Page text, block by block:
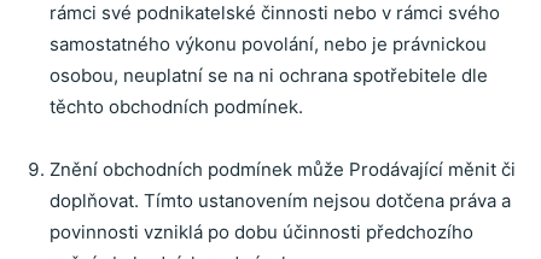
rámci své podnikatelské činnosti nebo v rámci svého
samostatného výkonu povolání, nebo je právnickou
osobou, neuplatní se na ni ochrana spotřebitele dle
těchto obchodních podmínek.
Znění obchodních podmínek může Prodávající měnit či
doplňovat. Tímto ustanovením nejsou dotčena práva a
povinnosti vzniklá po dobu účinnosti předchozího